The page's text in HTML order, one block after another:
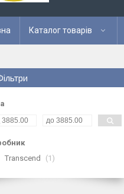
Каталог товарів
Transcend
1